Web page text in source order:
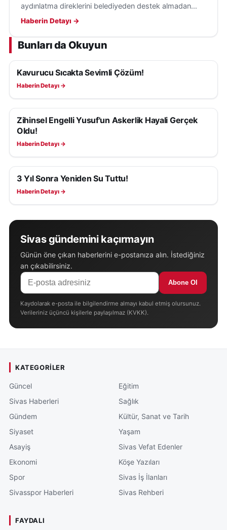
aydınlatma direklerini belediyeden destek almadan
kendi imkânlarıyla boyayarak gönüllü çalışmasıyla
Haberin Detayı →
Bunları da Okuyun
YAŞAM
Kavurucu Sıcakta Sevimli Çözüm!
Haberin Detayı →
YAŞAM
Zihinsel Engelli Yusuf'un Askerlik Hayali Gerçek
Oldu!
Haberin Detayı →
YAŞAM
3 Yıl Sonra Yeniden Su Tuttu!
Haberin Detayı →
Sivas gündemini kaçırmayın
Günün öne çıkan haberlerini e-postanıza alın. İstediğiniz
an çıkabilirsiniz.
Abone Ol
Kaydolarak e-posta ile bilgilendirme almayı kabul etmiş olursunuz.
Verileriniz üçüncü kişilerle paylaşılmaz (KVKK).
KATEGORILER
Güncel
Sivas Haberleri
Gündem
Siyaset
Asayiş
Ekonomi
Spor
Sivasspor Haberleri
Eğitim
Sağlık
Kültür, Sanat ve Tarih
Yaşam
Sivas Vefat Edenler
Köşe Yazıları
Sivas İş İlanları
Sivas Rehberi
FAYDALI